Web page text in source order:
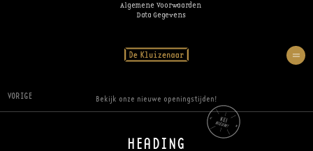
Algemene Voorwaarden
Data Gegevens
Bekijk onze nieuwe openingstijden!
VORIGE
HEADING